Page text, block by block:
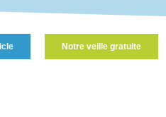
Notre veille gratuite